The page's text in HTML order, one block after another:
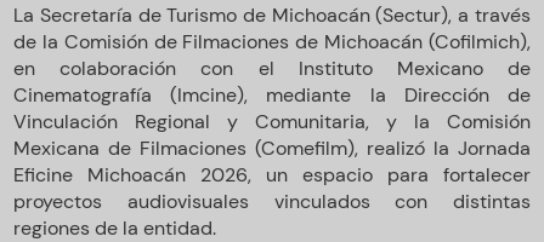
La Secretaría de Turismo de Michoacán (Sectur), a través
de la Comisión de Filmaciones de Michoacán (Cofilmich),
en colaboración con el Instituto Mexicano de
Cinematografía (Imcine), mediante la Dirección de
Vinculación Regional y Comunitaria, y la Comisión
Mexicana de Filmaciones (Comefilm), realizó la Jornada
Eficine Michoacán 2026, un espacio para fortalecer
proyectos audiovisuales vinculados con distintas
regiones de la entidad.